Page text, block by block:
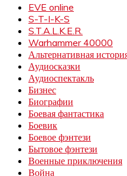
EVE online
S-T-I-K-S
S.T.A.L.K.E.R.
Warhammer 40000
Альтернативная
Аудиосказки
Аудиоспектакль
Бизнес
Биографии
Боевая фантастика
Боевик
Боевое фэнтези
Бытовое фэнтези
Военные приключения
Война